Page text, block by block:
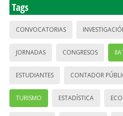
Tags
CONVOCATORIAS
JORNADAS CONGRESOS
ESTUDIANTES CONTADOR
TURISMO ESTADÍSTICA